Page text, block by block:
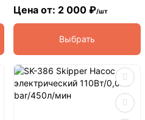
Цена от: 2 000 ₽/шт
Выбрать